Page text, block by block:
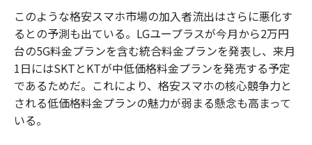
このような格安スマホ市場の加入者流出はさらに悪化す
るとの予測も出ている。LGユープラスが今月から2万円
台の5G料金プランを含む統合料金プランを発表し、来月
1日にはSKTとKTが中低価格料金プランを発売する予定
であるためだ。これにより、格安スマホの核心競争力と
される低価格料金プランの魅力が弱まる懸念も高まって
いる。